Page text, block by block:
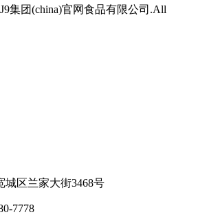
集团(china)官网食品有限公司.All
城区兰家大街3468号
7778